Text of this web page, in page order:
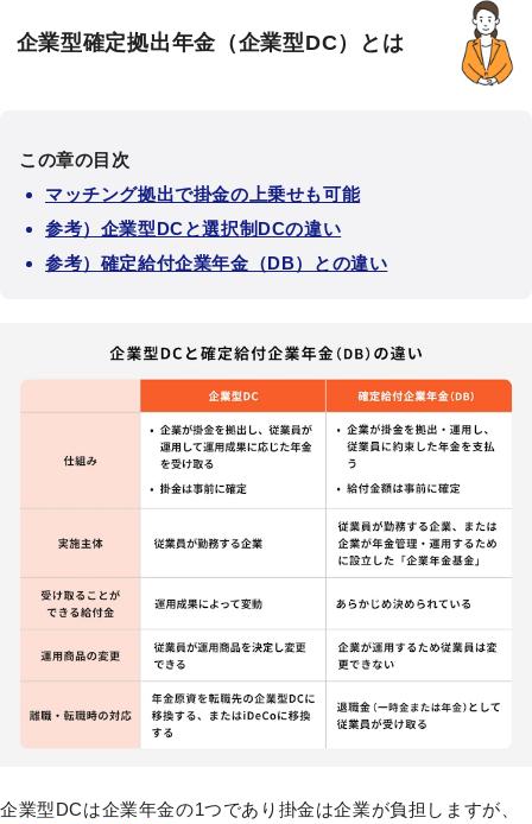
企業型確定拠出年金（企業型DC）とは
この章の目次
マッチング拠出で掛金の上乗せも可能
参考）企業型DCと選択制DCの違い
参考）確定給付企業年金（DB）との違い
企業型DCは企業年金の1つであり掛金は企業が負担しますが、